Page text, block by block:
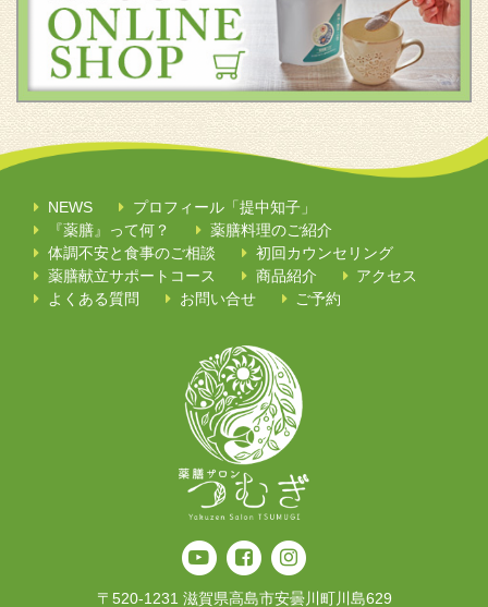
NEWS
プロフィール「提中知子」
『薬膳』って何？
薬膳料理のご紹介
体調不安と食事のご相談
初回カウンセリング
薬膳献立サポートコース
商品紹介
アクセス
よくある質問
お問い合せ ご予約
〒520-1231 滋賀県高島市安曇川町川島629